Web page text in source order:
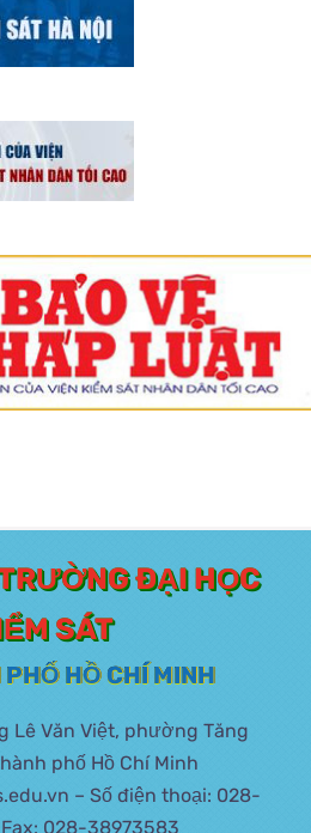
ĐẠI HỌC
SÁT
HỒ CHÍ MINH
Lê Văn Việt, phường Tăng
phố Hồ Chí Minh
– Số điện thoại: 028-
028-38973583